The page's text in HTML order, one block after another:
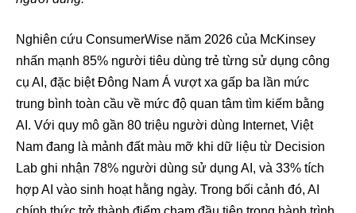
Nghiên cứu ConsumerWise năm 2026 của McKinsey
nhấn mạnh 85% người tiêu dùng trẻ từng sử dụng công
cụ AI, đặc biệt Đông Nam Á vượt xa gấp ba lần mức
trung bình toàn cầu về mức độ quan tâm tìm kiếm bằng
AI. Với quy mô gần 80 triệu người dùng Internet, Việt
Nam đang là mảnh đất màu mỡ khi dữ liệu từ Decision
Lab ghi nhận 78% người dùng sử dụng AI, và 33% tích
hợp AI vào sinh hoạt hằng ngày. Trong bối cảnh đó, AI